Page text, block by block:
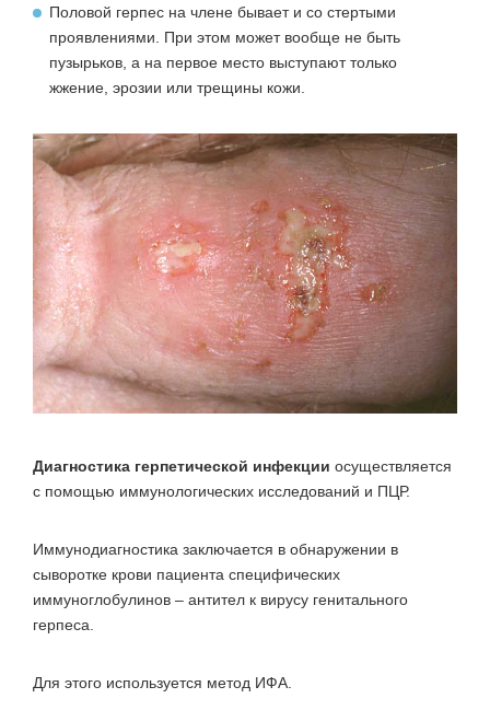
Половой герпес на члене бывает и со стертыми
проявлениями . При этом может вообще не быть
пузырьков, а на первое место выступают только
жжение, эрозии или трещины кожи.
Диагностика герпетической инфекции осуществляется
с помощью иммунологических исследований и ПЦР.
Иммунодиагностика заключается в обнаружении в
сыворотке крови пациента специфических
иммуноглобулинов – антител к вирусу генитального
герпеса.
Для этого используется метод ИФА.